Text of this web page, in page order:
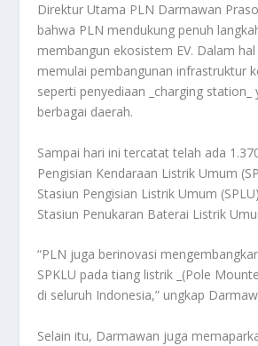
Direktur Utama PLN Darmawan
bahwa PLN mendukung penuh
membangun ekosistem EV. Dalam
memulai pembangunan infrastruktur
seperti penyediaan _charging station_
berbagai daerah.
Sampai hari ini tercatat telah ada
Pengisian Kendaraan Listrik Umum
Stasiun Pengisian Listrik Umum
Stasiun Penukaran Baterai Listrik
“PLN juga berinovasi
SPKLU pada tiang listrik _(Pole
di seluruh Indonesia,” ungkap
Selain itu, Darmawan juga